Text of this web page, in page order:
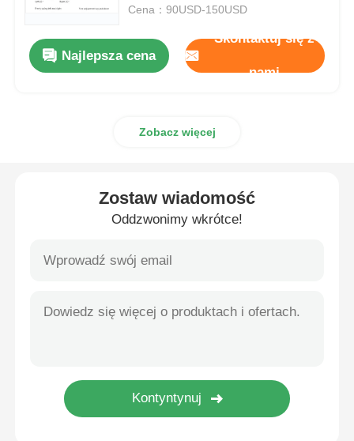
Explosion Proof Box
Glandy kablowe zabezpieczone przed wybuchem
wtyczka i gniazdo przeciwwybuchowe
Cena：90USD-150USD
Najlepsza cena
Skontaktuj się z
nami
Zobacz więcej
Zostaw wiadomość
Oddzwonimy wkrótce!